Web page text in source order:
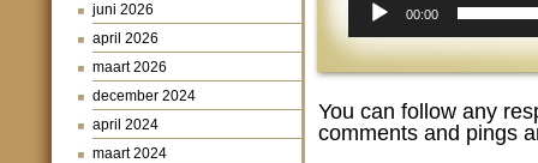
juni 2026
april 2026
maart 2026
december 2024
april 2024
maart 2024
00:00
You can follow any
comments and pings